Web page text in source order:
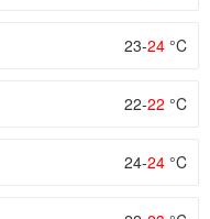
23-24 °C
22-22 °C
24-24 °C